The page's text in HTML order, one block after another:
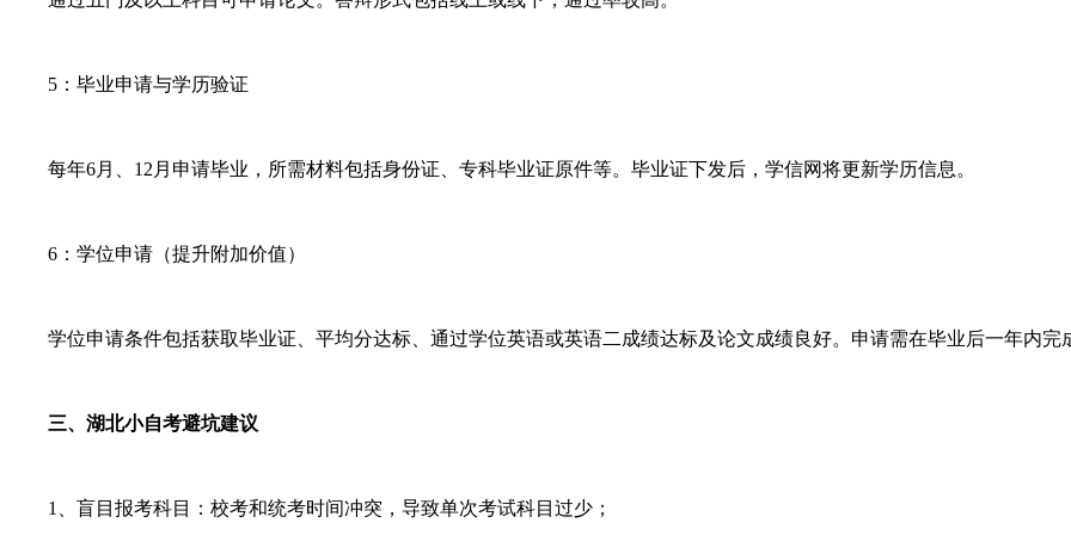
5：毕业申请与学历验证
每年6月、12月申请毕业，所需材料包括身份证、专科毕业证原件等。毕业证下发后，学信网将更新学历信息。
6：学位申请（提升附加价值）
学位申请条件包括获取毕业证、平均分达标、通过学位英语或英语二成绩达标及论文成绩良好。申请需在毕业后一年内完
三、湖北小自考避坑建议
1、盲目报考科目‌：校考和统考时间冲突，导致单次考试科目过少；